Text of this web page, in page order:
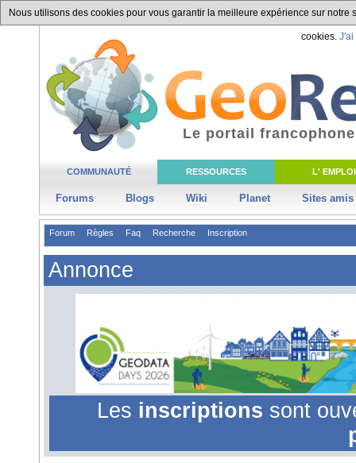
Nous utilisons des cookies pour vous garantir la meilleure expérience sur
cookies. J'ai
COMMUNAUTÉ RESSOURCES L' EMPLOI
Forums Blogs Wiki Planet Sites amis
Le portail
Forum Règles Faq Recherche Inscription
Annonce
Les inscriptions sont